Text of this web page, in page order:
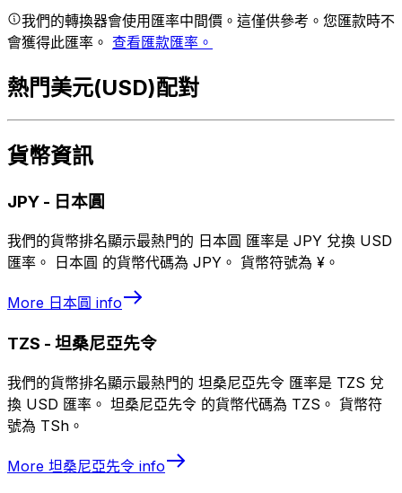
我們的轉換器會使用匯率中間價。這僅供參考。您匯款時不
會獲得此匯率。 查看匯款匯率。
熱門美元(USD)配對
貨幣資訊
JPY - 日本圓
我們的貨幣排名顯示最熱門的 日本圓 匯率是 JPY 兌換 USD
匯率。 日本圓 的貨幣代碼為 JPY。 貨幣符號為 ¥。
More 日本圓 info
TZS - 坦桑尼亞先令
我們的貨幣排名顯示最熱門的 坦桑尼亞先令 匯率是 TZS 兌
換 USD 匯率。 坦桑尼亞先令 的貨幣代碼為 TZS。 貨幣符
號為 TSh。
More 坦桑尼亞先令 info